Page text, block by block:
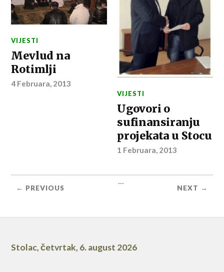
VIJESTI
Mevlud na
Rotimlji
4 Februara, 2013
VIJESTI
Ugovori o
sufinansiranju
projekata u Stocu
1 Februara, 2013
← PREVIOUS
...
NEXT →
Stolac,četvrtak, 6. august 2026